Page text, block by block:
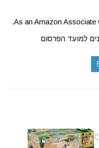
As an Amazon Associate
למועד הפרסום